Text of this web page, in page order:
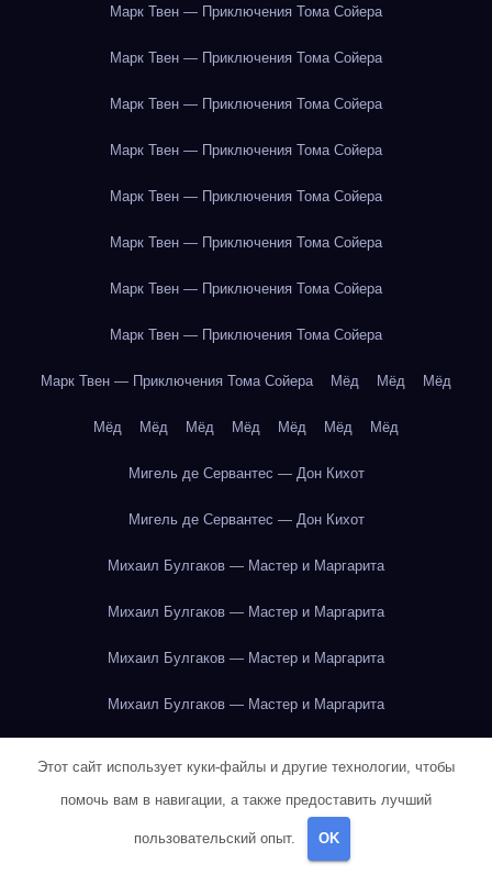
Марк Твен — Приключения Тома Сойера
Марк Твен — Приключения Тома Сойера
Марк Твен — Приключения Тома Сойера
Марк Твен — Приключения Тома Сойера
Марк Твен — Приключения Тома Сойера
Марк Твен — Приключения Тома Сойера
Марк Твен — Приключения Тома Сойера
Марк Твен — Приключения Тома Сойера
Марк Твен — Приключения Тома Сойера Мёд Мёд Мёд
Мёд Мёд Мёд Мёд Мёд Мёд Мёд
Мигель де Сервантес — Дон Кихот
Мигель де Сервантес — Дон Кихот
Михаил Булгаков — Мастер и Маргарита
Михаил Булгаков — Мастер и Маргарита
Михаил Булгаков — Мастер и Маргарита
Михаил Булгаков — Мастер и Маргарита
Михаил Булгаков — Мастер и Маргарита
Михаил Булгаков — Мастер и Маргарита
Этот сайт использует куки-файлы и другие технологии, чтобы
помочь вам в навигации, а также предоставить лучший
пользовательский опыт. OK